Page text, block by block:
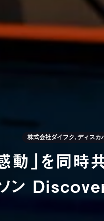
株式会社ダイフク, ディスカ
動」を同
ソン